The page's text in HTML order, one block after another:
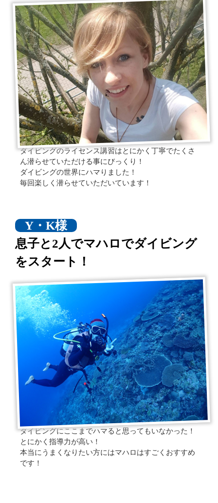
ダイビングのライセンス講習はとにかく丁寧でたくさ
ん潜らせていただける事にびっくり！
ダイビングの世界にハマりました！
毎回楽しく潜らせていただいています！
Y・K様
息子と2人でマハロでダイビング
をスタート！
ダイビングにここまでハマると思ってもいなかった！
とにかく指導力が高い！
本当にうまくなりたい方にはマハロはすごくおすすめ
です！